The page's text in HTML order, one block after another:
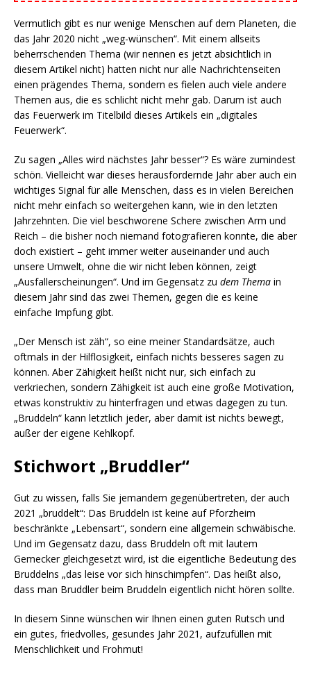
Vermutlich gibt es nur wenige Menschen auf dem Planeten, die
das Jahr 2020 nicht „weg-wünschen“. Mit einem allseits
beherrschenden Thema (wir nennen es jetzt absichtlich in
diesem Artikel nicht) hatten nicht nur alle Nachrichtenseiten
einen prägendes Thema, sondern es fielen auch viele andere
Themen aus, die es schlicht nicht mehr gab. Darum ist auch
das Feuerwerk im Titelbild dieses Artikels ein „digitales
Feuerwerk“.
Zu sagen „Alles wird nächstes Jahr besser“? Es wäre zumindest
schön. Vielleicht war dieses herausfordernde Jahr aber auch ein
wichtiges Signal für alle Menschen, dass es in vielen Bereichen
nicht mehr einfach so weitergehen kann, wie in den letzten
Jahrzehnten. Die viel beschworene Schere zwischen Arm und
Reich – die bisher noch niemand fotografieren konnte, die aber
doch existiert – geht immer weiter auseinander und auch
unsere Umwelt, ohne die wir nicht leben können, zeigt
„Ausfallerscheinungen“. Und im Gegensatz zu dem Thema in
diesem Jahr sind das zwei Themen, gegen die es keine
einfache Impfung gibt.
„Der Mensch ist zäh“, so eine meiner Standardsätze, auch
oftmals in der Hilflosigkeit, einfach nichts besseres sagen zu
können. Aber Zähigkeit heißt nicht nur, sich einfach zu
verkriechen, sondern Zähigkeit ist auch eine große Motivation,
etwas konstruktiv zu hinterfragen und etwas dagegen zu tun.
„Bruddeln“ kann letztlich jeder, aber damit ist nichts bewegt,
außer der eigene Kehlkopf.
Stichwort „Bruddler“
Gut zu wissen, falls Sie jemandem gegenübertreten, der auch
2021 „bruddelt“: Das Bruddeln ist keine auf Pforzheim
beschränkte „Lebensart“, sondern eine allgemein schwäbische.
Und im Gegensatz dazu, dass Bruddeln oft mit lautem
Gemecker gleichgesetzt wird, ist die eigentliche Bedeutung des
Bruddelns „das leise vor sich hinschimpfen“. Das heißt also,
dass man Bruddler beim Bruddeln eigentlich nicht hören sollte.
In diesem Sinne wünschen wir Ihnen einen guten Rutsch und
ein gutes, friedvolles, gesundes Jahr 2021, aufzufüllen mit
Menschlichkeit und Frohmut!